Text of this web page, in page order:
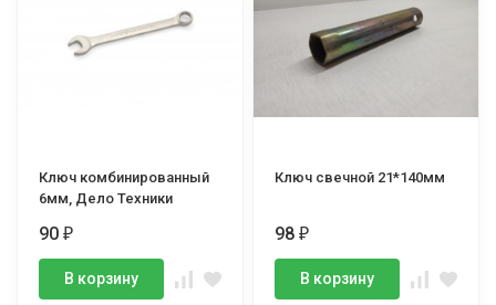
Ключ комбинированный
6мм, Дело Техники
90₽
В корзину
Ключ свечной 21*140мм
98₽
В корзину